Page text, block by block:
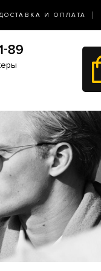
И ОПЛАТА